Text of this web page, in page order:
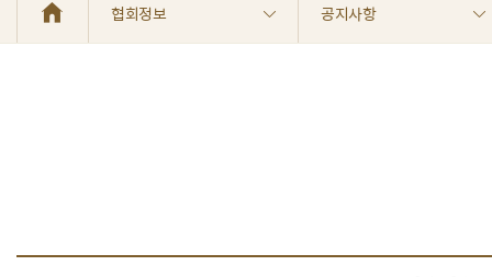
협회정보 공지사항